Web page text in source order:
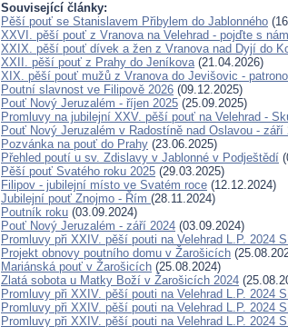
Související články:
Pěší pouť se Stanislavem Přibylem do Jablonného
XXVI. pěší pouť z Vranova na Velehrad - pojďte s
XXIX. pěší pouť dívek a žen z Vranova nad Dyjí do
XXII. pěší pouť z Prahy do Jeníkova(21.04.2026)
XIX. pěší pouť mužů z Vranova do Jevišovic -
Poutní slavnost ve Filipově 2026 (09.12.2025)
Pouť Nový Jeruzalém - říjen 2025 (25.09.2025)
Promluvy na jubilejní XXV. pěší pouť na Velehrad -
Pouť Nový Jeruzalém v Radostíně nad Oslavou - září
Pozvánka na pouť do Prahy (23.06.2025)
Přehled poutí u sv. Zdislavy v Jablonné v Podještědí
Pěší pouť Svatého roku 2025 (29.03.2025)
Filipov - jubilejní místo ve Svatém roce (12.12.2024)
Jubilejní pouť Znojmo - Řím (28.11.2024)
Poutník roku (03.09.2024)
Pouť Nový Jeruzalém - září 2024 (03.09.2024)
Promluvy při XXIV. pěší pouti na Velehrad L.P. 2024
Projekt obnovy poutního domu v Žarošicích
Mariánská pouť v Žarošicích (25.08.2024)
Zlatá sobota u Matky Boží v Žarošicích 2024
Promluvy při XXIV. pěší pouti na Velehrad L.P. 2024
Promluvy při XXIV. pěší pouti na Velehrad L.P. 2024
Promluvy při XXIV. pěší pouti na Velehrad L.P. 2024